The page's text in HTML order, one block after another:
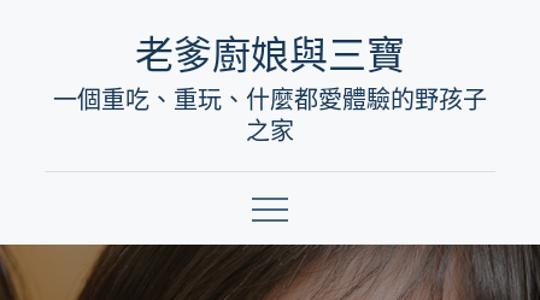
content
老爹廚娘與三寶
一個重吃、重玩、什麼都愛體驗的野孩子
之家